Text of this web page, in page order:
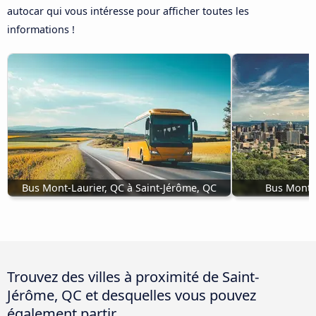
autocar qui vous intéresse pour afficher toutes les
informations !
Bus Mont-Laurier, QC à Saint-Jérôme, QC Bus
Trouvez des villes à proximité de Saint-
Jérôme, QC et desquelles vous pouvez